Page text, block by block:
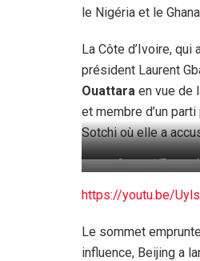
le Nigéria et le
La Côte d’Ivoire,
président Laurent
Ouattara en vue de
et membre d’un
Sotchi où elle a
Sommet/Forum
https://youtu.be/
Le sommet
influence, Beijing a